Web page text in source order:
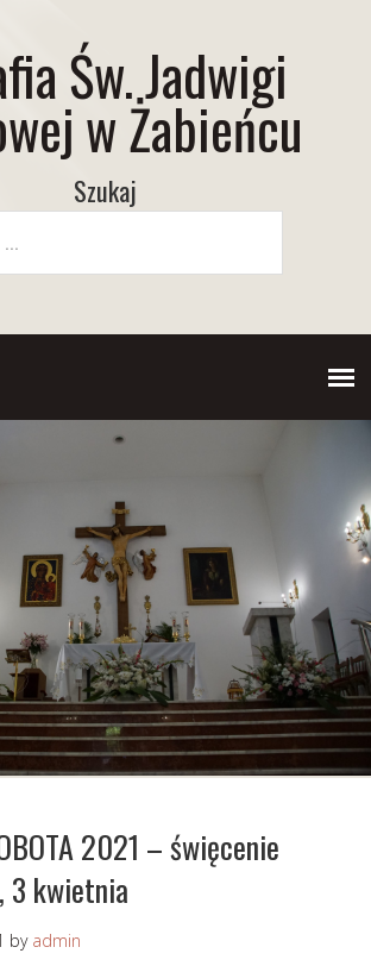
Św. Jadwigi
w Żabieńcu
Szukaj
2021 – święcenie
3 kwietnia
by admin